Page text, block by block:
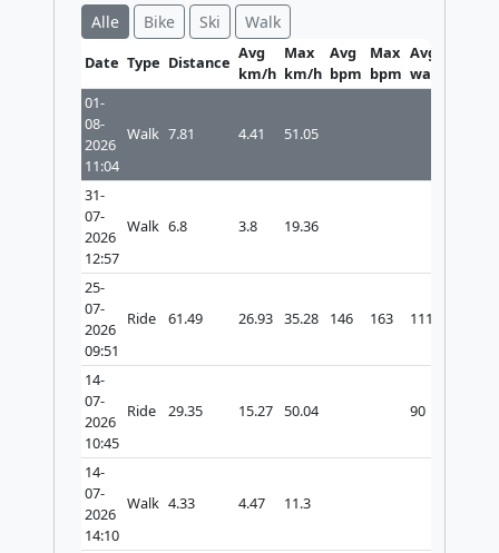
Alle Bike Ski Walk
Date Type Distance Avg
km/h
Max
km/h
Avg
bpm
Max
bpm
Avg
watt
01-
08-
2026
11:04
Walk 7.81 4.41 51.05
31-
07-
2026
12:57
Walk 6.8 3.8 19.36
25-
07-
2026
09:51
Ride 61.49 26.93 35.28 146 163 111
14-
07-
2026
10:45
Ride 29.35 15.27 50.04 90
14-
07-
2026
14:10
Walk 4.33 4.47 11.3